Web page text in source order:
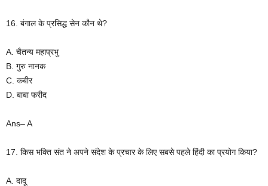
16. बंगाल के प्रसिद्ध सेन कौन थे?
A. चैतन्य महाप्रभु
B. गुरु नानक
C. कबीर
D. बाबा फरीद
Ans– A
17. किस भक्ति संत ने अपने संदेश के प्रचार के लिए सबसे पहले हिंदी का प्रयोग किया?
A. दादू